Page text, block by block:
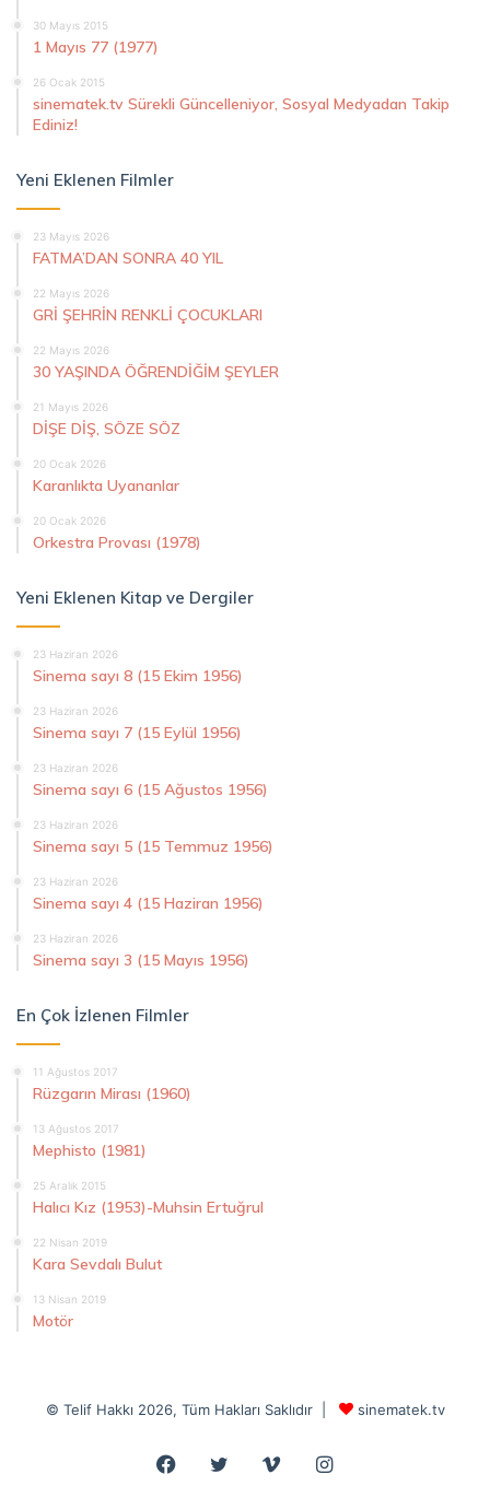
30 Mayıs 2015
1 Mayıs 77 (1977)
26 Ocak 2015
sinematek.tv Sürekli Güncelleniyor, Sosyal Medyadan Takip
Ediniz!
Yeni Eklenen Filmler
23 Mayıs 2026
FATMA’DAN SONRA 40 YIL
22 Mayıs 2026
GRİ ŞEHRİN RENKLİ ÇOCUKLARI
22 Mayıs 2026
30 YAŞINDA ÖĞRENDİĞİM ŞEYLER
21 Mayıs 2026
DİŞE DİŞ, SÖZE SÖZ
20 Ocak 2026
Karanlıkta Uyananlar
20 Ocak 2026
Orkestra Provası (1978)
Yeni Eklenen Kitap ve Dergiler
23 Haziran 2026
Sinema sayı 8 (15 Ekim 1956)
23 Haziran 2026
Sinema sayı 7 (15 Eylül 1956)
23 Haziran 2026
Sinema sayı 6 (15 Ağustos 1956)
23 Haziran 2026
Sinema sayı 5 (15 Temmuz 1956)
23 Haziran 2026
Sinema sayı 4 (15 Haziran 1956)
23 Haziran 2026
Sinema sayı 3 (15 Mayıs 1956)
En Çok İzlenen Filmler
11 Ağustos 2017
Rüzgarın Mirası (1960)
13 Ağustos 2017
Mephisto (1981)
25 Aralık 2015
Halıcı Kız (1953)-Muhsin Ertuğrul
22 Nisan 2019
Kara Sevdalı Bulut
13 Nisan 2019
Motör
© Telif Hakkı 2026, Tüm Hakları Saklıdır | sinematek.tv
Facebook
Twitter VimeoInstagram